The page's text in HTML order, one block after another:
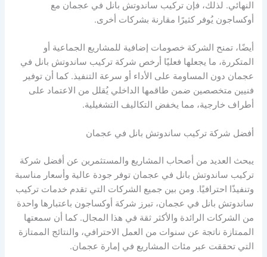
النهائي. لذلك، فإن تركيب ساندوتش بانل في عجمان مع
أوكساجون يُوفر كثيرًا مقارنة بشركات أخرى.
أيضًا، تمنح الشركة خصومات إضافية للمشاريع الجماعية أو
المتكررة، ما يجعلها فعليًا أرخص شركة تركيب ساندوتش بانل في
عجمان دون المساومة على الأداء أو سرعة التنفيذ. كما أن توفير
فنيين متخصصين ضمن طاقمها الداخلي يُقلل من الاعتماد على
أطراف خارجية، مما يخفض التكاليف التشغيلية.
أفضل شركة تركيب ساندوتش بانل في عجمان
يبحث العديد من أصحاب المشاريع والمستثمرين عن أفضل شركة
تركيب ساندوتش بانل في عجمان توفر جودة عالية وأسعار مناسبة
وتنفيذًا احترافيًا. ومن بين جميع الشركات التي تقدم خدمات تركيب
ساندوتش بانل في عجمان، تبرز شركة أوكساجون باعتبارها واحدة
من الشركات الرائدة والأكثر ثقة في هذا المجال. كما أن سمعتها
الممتازة ناتجة عن سنوات من العمل الاحترافي، والنتائج الممتازة
التي تحققت عبر مئات المشاريع في إمارة عجمان.